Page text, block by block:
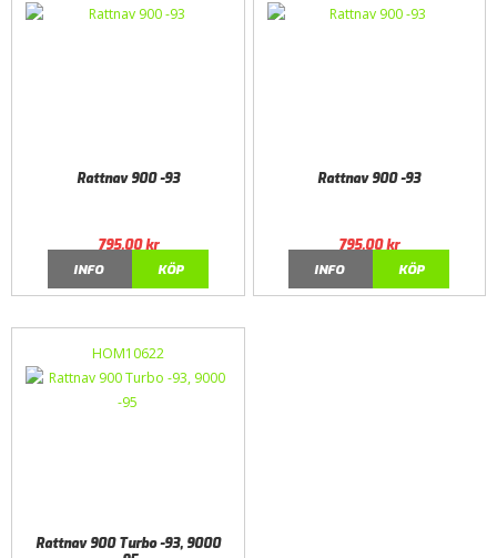
Rattnav 900 -93
795,00kr
INFO
KÖP
Rattnav 900 -93
795,00kr
INFO
KÖP
HOM10622
Rattnav 900 Turbo -93, 9000